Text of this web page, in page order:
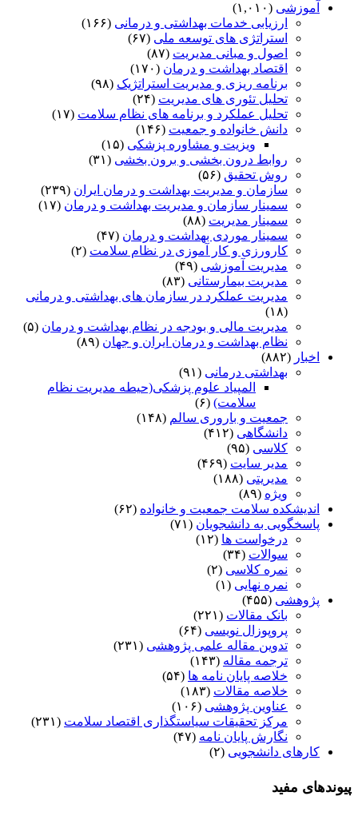
آموزشی (۱,۰۱۰)
ارزیابی خدمات بهداشتی و درمانی (۱۶۶)
استراتژی های توسعه ملی (۶۷)
اصول و مبانی مدیریت (۸۷)
اقتصاد بهداشت و درمان (۱۷۰)
برنامه ریزی و مدیریت استراتژیک (۹۸)
تحلیل تئوری های مدیریت (۲۴)
تحلیل عملکرد و برنامه های نظام سلامت (۱۷)
دانش خانواده و جمعیت (۱۴۶)
ویزیت و مشاوره پزشکی (۱۵)
روابط درون بخشی و برون بخشی (۳۱)
روش تحقیق (۵۶)
سازمان و مدیریت بهداشت و درمان ایران (۲۳۹)
سمینار سازمان و مدیریت بهداشت و درمان (۱۷)
سمینار مدیریت (۸۸)
سمینار موردی بهداشت و درمان (۴۷)
کارورزی و کار آموزی در نظام سلامت (۲)
مدیریت آموزشی (۴۹)
مدیریت بیمارستانی (۸۳)
مدیریت عملکرد در سازمان های بهداشتی و درمانی
(۱۸)
مدیریت مالی و بودجه در نظام بهداشت و درمان (۵)
نظام بهداشت و درمان ایران و جهان (۸۹)
اخبار (۸۸۲)
بهداشتی درمانی (۹۱)
المپیاد علوم پزشکی(حیطه مدیریت نظام
سلامت) (۶)
جمعیت و باروری سالم (۱۴۸)
دانشگاهی (۴۱۲)
کلاسی (۹۵)
مدیر سایت (۴۶۹)
مدیریتی (۱۸۸)
ویژه (۸۹)
اندیشکده سلامت جمعیت و خانواده (۶۲)
پاسخگویی به دانشجویان (۷۱)
درخواست ها (۱۲)
سوالات (۳۴)
نمره کلاسی (۲)
نمره نهایی (۱)
پژوهشی (۴۵۵)
بانک مقالات (۲۲۱)
پروپوزال نویسی (۶۴)
تدوین مقاله علمی پژوهشی (۲۳۱)
ترجمه مقاله (۱۴۳)
خلاصه پایان نامه ها (۵۴)
خلاصه مقالات (۱۸۳)
عناوین پژوهشی (۱۰۶)
مرکز تحقیقات سیاستگذاری اقتصاد سلامت (۲۳۱)
نگارش پایان نامه (۴۷)
کارهای دانشجویی (۲)
پیوندهای مفید